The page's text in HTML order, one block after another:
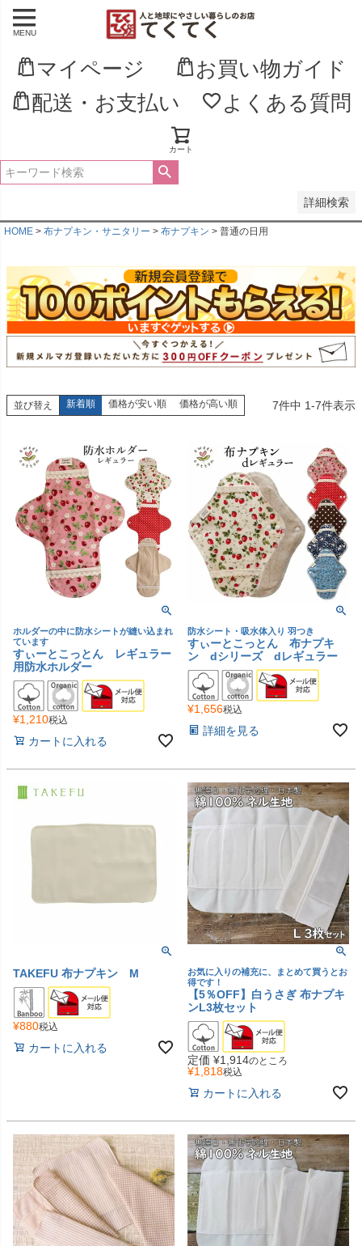
MENU
マイページ
お買い物ガイド
配送・お支払い
よくある質問
カート
詳細検索
新着順
登録順
価格が高い順
優先度順
HOME 布ナプキン・サニタリー 布ナプキン 普通の日用
並び替え 新着順 価格が安い順 価格が高い順 7件中 1-7件表示
ホルダーの中に防水シートが縫い込まれ
ています
すぃーとこっとん レギュラー
用防水ホルダー
¥1,210税込
カートに入れる
防水シート・吸水体入り 羽つき
すぃーとこっとん 布ナプキ
ン dシリーズ dレギュラー
¥1,656税込
詳細を見る
TAKEFU 布ナプキン M
¥880税込
カートに入れる
お気に入りの補充に、まとめて買うとお
得です！
【5％OFF】白うさぎ 布ナプキ
ンL3枚セット
定価 ¥1,914のところ
¥1,818税込
カートに入れる